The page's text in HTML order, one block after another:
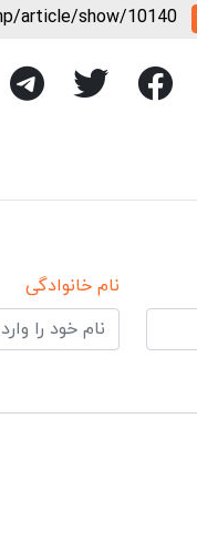
article/show/10140
نام خانوادگی